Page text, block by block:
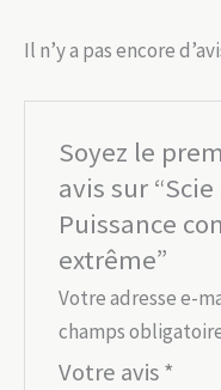
Il n’y a pas encore
Soyez le
avis sur
Puissance
extrême”
Votre adresse e-
champs
Votre avis*